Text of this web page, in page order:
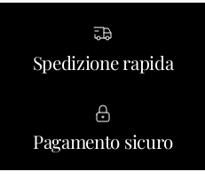
Spedizione rapida
Pagamento sicuro